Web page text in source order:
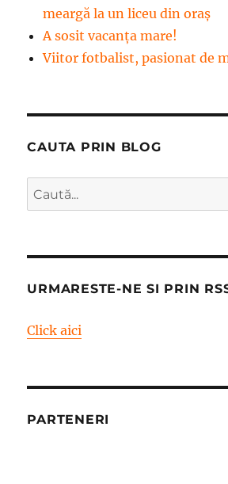
meargă la un liceu din oraș
A sosit vacanța mare!
Viitor fotbalist, pasionat de
CAUTA PRIN BLOG
Caută
după:
URMARESTE-NE SI PRIN
Click aici
PARTENERI